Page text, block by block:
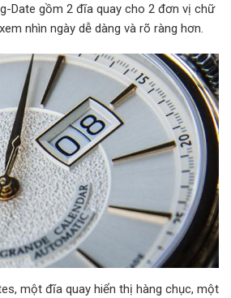
Date gồm 2 đĩa quay cho 2 đơn vị chữ
nhìn ngày dễ dàng và rõ ràng hơn.
một đĩa quay hiển thị hàng chục, một